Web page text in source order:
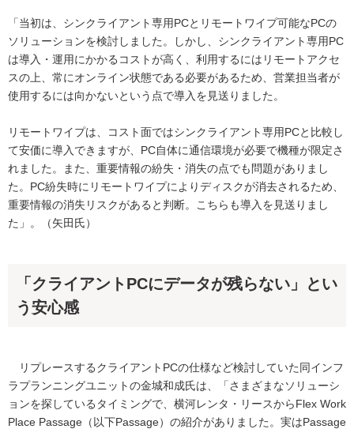
「当初は、シンクライアント専用PCとリモートワイプ可能なPCの
ソリューションを検討しました。しかし、シンクライアント専用PC
は導入・運用にかかるコストが高く、利用するにはリモートアクセ
スの上、常にオンライン状態である必要があるため、営業担当者が
使用するには向かないという点で導入を見送りました。
リモートワイプは、コスト面ではシンクライアント専用PCと比較し
て安価に導入できますが、PC自体に通信環境が必要で機種が限定さ
れました。また、重要情報の紛失・消失の点でも問題がありまし
た。PC紛失時にリモートワイプによりディスクが消去されるため、
重要情報の消失リスクがあると判断。こちらも導入を見送りまし
た」。（矢田氏）
「クライアントPCにデータが残らない」とい
う安心感
リプレースするクライアントPCの仕様など検討していた同インフ
ラプランニングユニットの金城和成氏は、「さまざまなソリューシ
ョンを探しているタイミングで、横河レンタ・リースからFlex Work
Place Passage（以下Passage）の紹介がありました。実はPassage